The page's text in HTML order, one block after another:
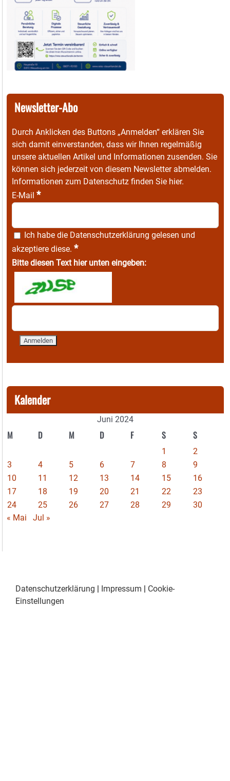
Newsletter-Abo
Durch Anklicken des Buttons „Anmelden“ erklären Sie
sich damit einverstanden, dass wir Ihnen regelmäßig
unsere aktuellen Artikel und Informationen zusenden. Sie
können sich jederzeit von diesem Newsletter abmelden.
Informationen zum Datenschutz finden Sie hier.
E-Mail *
Ich habe die Datenschutzerklärung gelesen und
akzeptiere diese. *
Bitte diesen Text hier unten eingeben:
Kalender
Juni 2024
M D M D F S S
1
2
3
4 5 6 7 8
9
10
11 12 13 14 15
16
17
18 19 20 21 22
23
24
25 26 27 28 29
30
« Mai
Jul »
Datenschutzerklärung | Impressum | Cookie-
Einstellungen